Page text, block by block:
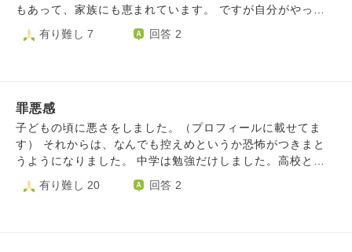
もあって、家族にも恵まれています。 ですが自分がやって
しまい、見た目が悪く老けた印象になってしまい、本当に毎
日死にたいです。 鬱状態になり仕事にも行きたくないし、
か、このまま頑張るかの2択だと思います。ですがどちらも
辛いです。どうなっても、何をしても辛い時は死んでもいい
と思うのですがどう思いますか？助かる方法なんてありませ
ん。 誰かが悲しむとかそう言った回答はいりません。死ぬ
と言う質問です。
有り難し 7 回答 2
罪悪感
子どもの頃に悪さをしました。（プロフィールに載せてま
す） それからは、なんでも控えめというか恐怖がつきまと
うようになりました。 中学は勉強だけしました。高校と大
学は人（特に女性）恐怖症になりました。大人になってから
は子どもが怖くなりました。 福祉専門職の国家資格を取得
有り難し 20 回答 2